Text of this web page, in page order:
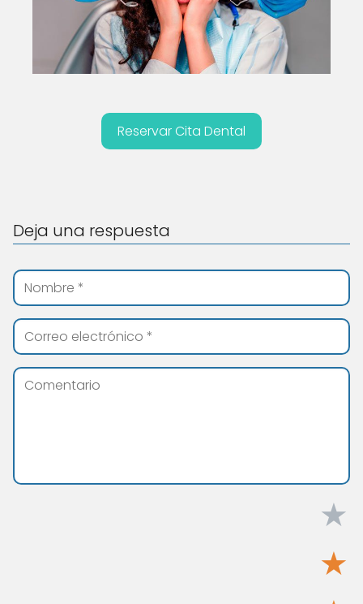
Reservar Cita Dental
Deja una respuesta
★
★